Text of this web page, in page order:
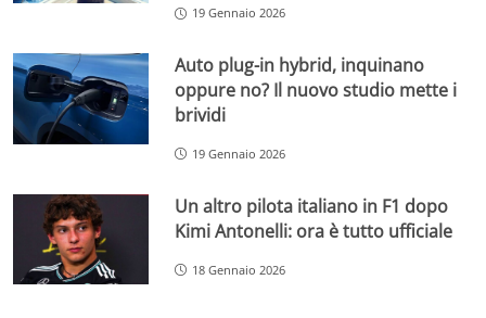
19 Gennaio 2026
Auto plug-in hybrid, inquinano
oppure no? Il nuovo studio mette i
brividi
19 Gennaio 2026
Un altro pilota italiano in F1 dopo
Kimi Antonelli: ora è tutto ufficiale
18 Gennaio 2026